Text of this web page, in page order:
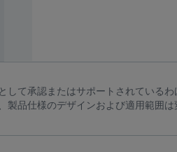
て承認またはサポートされている
品仕様のデザインおよび適用範囲は